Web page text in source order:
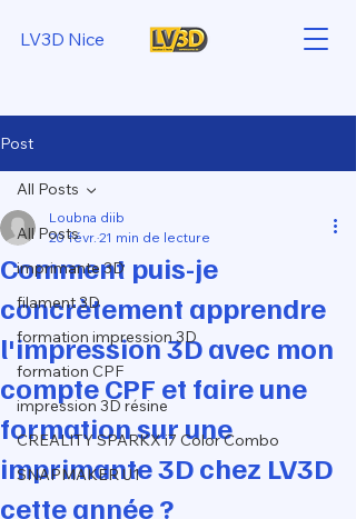
LV3D Nice
Post
All Posts
imprimante 3D
filament 3D
formation impression 3D
formation CPF
impression 3D résine
CREALITY SPARKX i7 Color Combo
SNAPMAKER U1
All Posts
Comment puis-je
concrètement apprendre
l'impression 3D avec mon
compte CPF et faire une
formation sur une
imprimante 3D chez LV3D
cette année ?
Loubna diib
20 févr. 21 min de lecture